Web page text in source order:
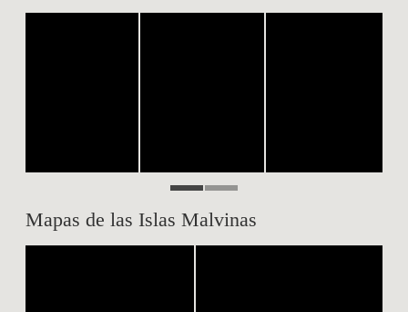
Mapas de las Islas Malvinas